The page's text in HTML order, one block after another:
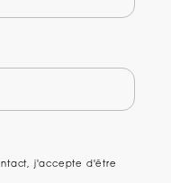
j'accepte d'être